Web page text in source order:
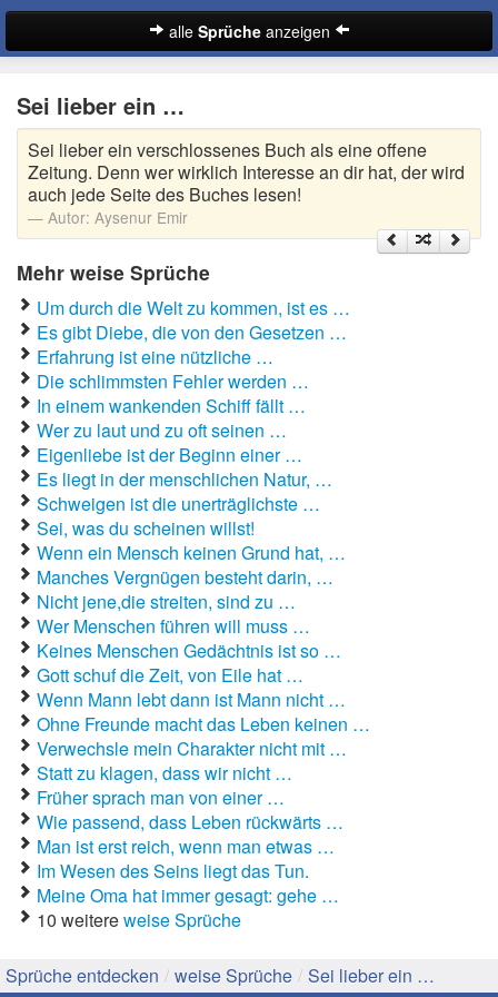
alle Sprücheanzeigen
Abschiedssprüche
Anmachsprüche
Beileidssprüche
Coole Sprüche
Dumme Sprüche
Englische Sprüche
Facebook Sprüche
Fußballsprüche
Gute Nacht Sprüche
Gute Sprüche
Guten Morgen Sprüche
Hochzeitssprüche
Konfirmationssprüche
Lateinische Sprüche
Liebeskummer Sprüche
Lustige Sprüche
Mama-Sprüche
Motivationssprüche
Sei lieber ein …
Sei lieber ein verschlossenes Buch als eine offene
Zeitung. Denn wer wirklich Interesse an dir hat, der wird
auch jede Seite des Buches lesen!
Autor: Aysenur Emir
Mehr weise Sprüche
Um durch die Welt zu kommen, ist es …
Es gibt Diebe, die von den Gesetzen …
Erfahrung ist eine nützliche …
Die schlimmsten Fehler werden …
In einem wankenden Schiff fällt …
Wer zu laut und zu oft seinen …
Eigenliebe ist der Beginn einer …
Es liegt in der menschlichen Natur, …
Schweigen ist die unerträglichste …
Sei, was du scheinen willst!
Wenn ein Mensch keinen Grund hat, …
Manches Vergnügen besteht darin, …
Nicht jene,die streiten, sind zu …
Wer Menschen führen will muss …
Keines Menschen Gedächtnis ist so …
Gott schuf die Zeit, von Eile hat …
Wenn Mann lebt dann ist Mann nicht …
Ohne Freunde macht das Leben keinen …
Verwechsle mein Charakter nicht mit …
Statt zu klagen, dass wir nicht …
Früher sprach man von einer …
Wie passend, dass Leben rückwärts …
Man ist erst reich, wenn man etwas …
Im Wesen des Seins liegt das Tun.
Meine Oma hat immer gesagt: gehe …
10 weitereweise Sprüche
Sprüche entdecken / weise Sprüche / Sei lieber ein …